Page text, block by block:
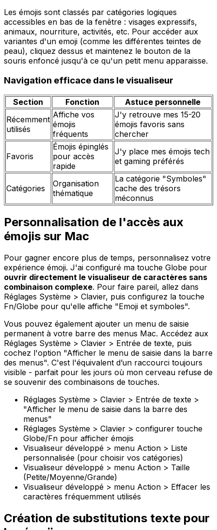
Les émojis sont classés par catégories logiques
accessibles en bas de la fenêtre : visages expressifs,
animaux, nourriture, activités, etc. Pour accéder aux
variantes d'un emoji (comme les différentes teintes de
peau), cliquez dessus et maintenez le bouton de la
souris enfoncé jusqu'à ce qu'un petit menu apparaisse.
Navigation efficace dans le visualiseur
Section Fonction
Astuce personnelle
Récemment
utilisés
Affiche vos
émojis
fréquents
J'y retrouve mes 15-20
émojis favoris sans
chercher
Favoris
Émojis épinglés
pour accès
rapide
J'y place mes émojis tech
et gaming préférés
Catégories
Organisation
thématique
La catégorie "Symboles"
cache des trésors
méconnus
Personnalisation de l'accès aux
émojis sur Mac
Pour gagner encore plus de temps, personnalisez votre
expérience émoji. J'ai configuré ma touche Globe pour
ouvrir directement le visualiseur de caractères sans
combinaison complexe. Pour faire pareil, allez dans
Réglages Système > Clavier, puis configurez la touche
Fn/Globe pour qu'elle affiche "Emoji et symboles".
Vous pouvez également ajouter un menu de saisie
permanent à votre barre des menus Mac. Accédez aux
Réglages Système > Clavier > Entrée de texte, puis
cochez l'option "Afficher le menu de saisie dans la barre
des menus". C'est l'équivalent d’un raccourci toujours
visible - parfait pour les jours où mon cerveau refuse de
se souvenir des combinaisons de touches.
Réglages Système > Clavier > Entrée de texte >
"Afficher le menu de saisie dans la barre des
menus"
Réglages Système > Clavier > configurer touche
Globe/Fn pour afficher émojis
Visualiseur développé > menu Action > Liste
personnalisée (pour choisir vos catégories)
Visualiseur développé > menu Action > Taille
(Petite/Moyenne/Grande)
Visualiseur développé > menu Action > Effacer les
caractères fréquemment utilisés
Création de substitutions texte pour